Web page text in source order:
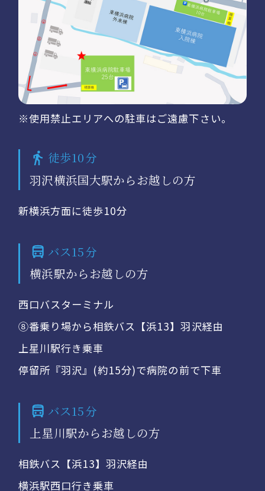
※使用禁止エリアへの駐車はご遠慮下さい。
徒歩10分
羽沢横浜国大駅からお越しの方
新横浜方面に徒歩10分
バス15分
横浜駅からお越しの方
西口バスターミナル
⑧番乗り場から相鉄バス【浜13】羽沢経由
上星川駅行き乗車
停留所『羽沢』(約15分)で病院の前で下車
バス15分
上星川駅からお越しの方
相鉄バス【浜13】羽沢経由
横浜駅西口行き乗車